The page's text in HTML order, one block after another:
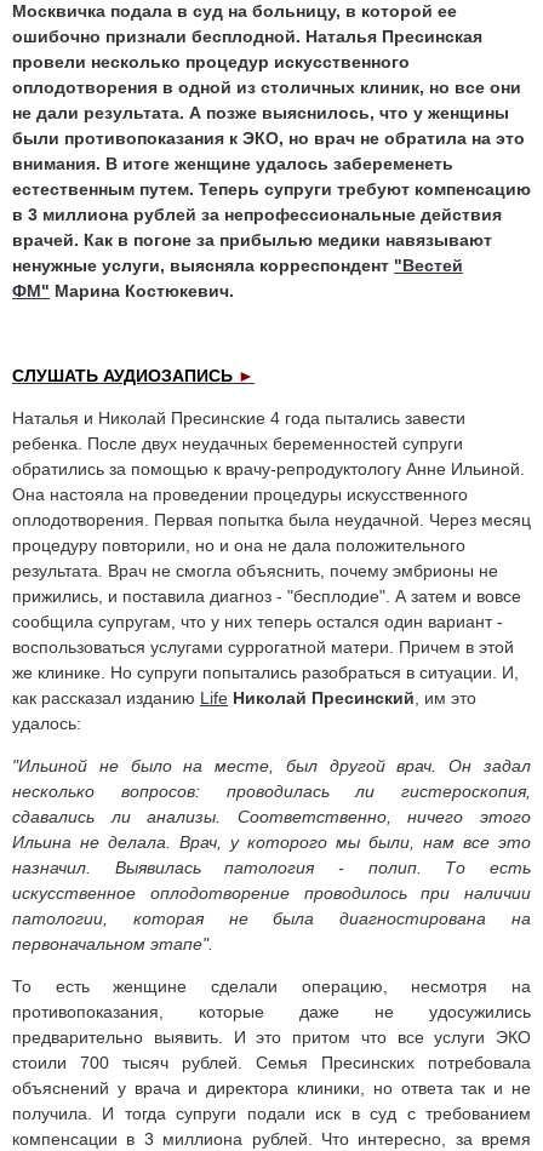
Москвичка подала в суд на больницу, в которой ее
ошибочно признали бесплодной. Наталья Пресинская
провели несколько процедур искусственного
оплодотворения в одной из столичных клиник, но все они
не дали результата. А позже выяснилось, что у женщины
были противопоказания к ЭКО, но врач не обратила на это
внимания. В итоге женщине удалось забеременеть
естественным путем. Теперь супруги требуют компенсацию
в 3 миллиона рублей за непрофессиональные действия
врачей. Как в погоне за прибылью медики навязывают
ненужные услуги, выясняла корреспондент "Вестей
ФМ" Марина Костюкевич.
СЛУШАТЬ АУДИОЗАПИСЬ ►
Наталья и Николай Пресинские 4 года пытались завести
ребенка. После двух неудачных беременностей супруги
обратились за помощью к врачу-репродуктологу Анне Ильиной.
Она настояла на проведении процедуры искусственного
оплодотворения. Первая попытка была неудачной. Через месяц
процедуру повторили, но и она не дала положительного
результата. Врач не смогла объяснить, почему эмбрионы не
прижились, и поставила диагноз - "бесплодие". А затем и вовсе
сообщила супругам, что у них теперь остался один вариант -
воспользоваться услугами суррогатной матери. Причем в этой
же клинике. Но супруги попытались разобраться в ситуации. И,
как рассказал изданию Life Николай Пресинский , им это
удалось:
"Ильиной не было на месте, был другой врач. Он задал
несколько вопросов: проводилась ли гистероскопия,
сдавались ли анализы. Соответственно, ничего этого
Ильина не делала. Врач, у которого мы были, нам все это
назначил. Выявилась патология - полип. То есть
искусственное оплодотворение проводилось при наличии
патологии, которая не была диагностирована на
первоначальном этапе".
То есть женщине сделали операцию, несмотря на
противопоказания, которые даже не удосужились
предварительно выявить. И это притом что все услуги ЭКО
стоили 700 тысяч рублей. Семья Пресинских потребовала
объяснений у врача и директора клиники, но ответа так и не
получила. И тогда супруги подали иск в суд с требованием
компенсации в 3 миллиона рублей. Что интересно, за время